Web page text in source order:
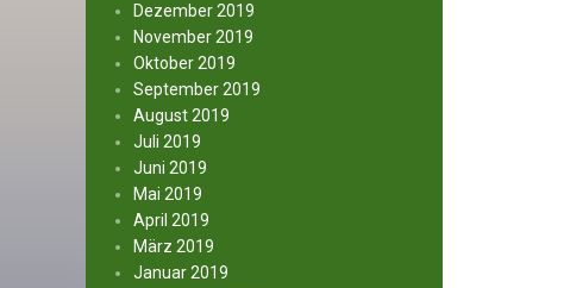
Dezember 2019
November 2019
Oktober 2019
September 2019
August 2019
Juli 2019
Juni 2019
Mai 2019
April 2019
März 2019
Januar 2019